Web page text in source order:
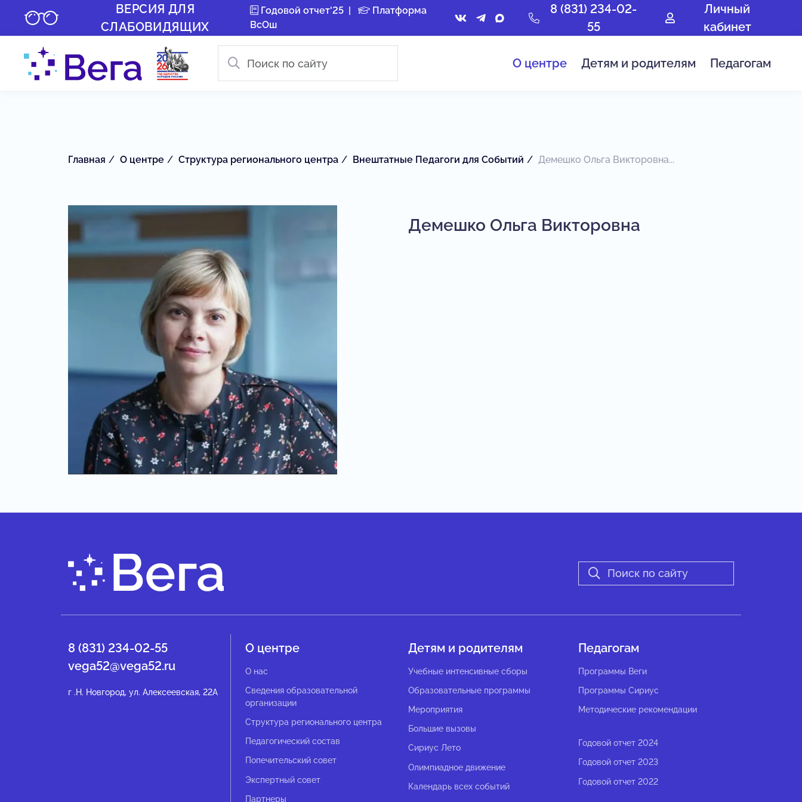
ВЕРСИЯ ДЛЯ
СЛАБОВИДЯЩИХ
Годовой отчет'25|
Платформа
ВсОш
8 (831) 234-02-
55
Личный
кабинет
О центре Детям и родителям Педагогам
Главная О центре Структура регионального центра Внештатные Педагоги для Событий Демешко Ольга Викторовна...
Демешко Ольга Викторовна
8 (831) 234-02-55
vega52@vega52.ru
г .Н. Новгород, ул. Алексеевская, 22А
О центре
О нас
Сведения образовательной
организации
Структура регионального центра
Педагогический состав
Попечительский совет
Экспертный совет
Партнеры
Детям и родителям
Учебные интенсивные сборы
Образовательные программы
Мероприятия
Большие вызовы
Сириус Лето
Олимпиадное движение
Календарь всех событий
Педагогам
Программы Веги
Программы Сириус
Методические рекомендации
Годовой отчет 2024
Годовой отчет 2023
Годовой отчет 2022